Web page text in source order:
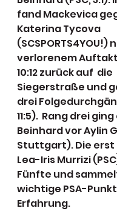
fand Mackevica
Katerina Tycova
(SCSPORTS4YOU!)
verlorenem
10:12 zurück auf  die
Siegerstraße und
drei
11:5).  Rang drei ging
Beinhard vor Aylin
Stuttgart). Die erst
Lea-Iris Murrizi
Fünfte und
wichtige PSA-
Erfahrung.